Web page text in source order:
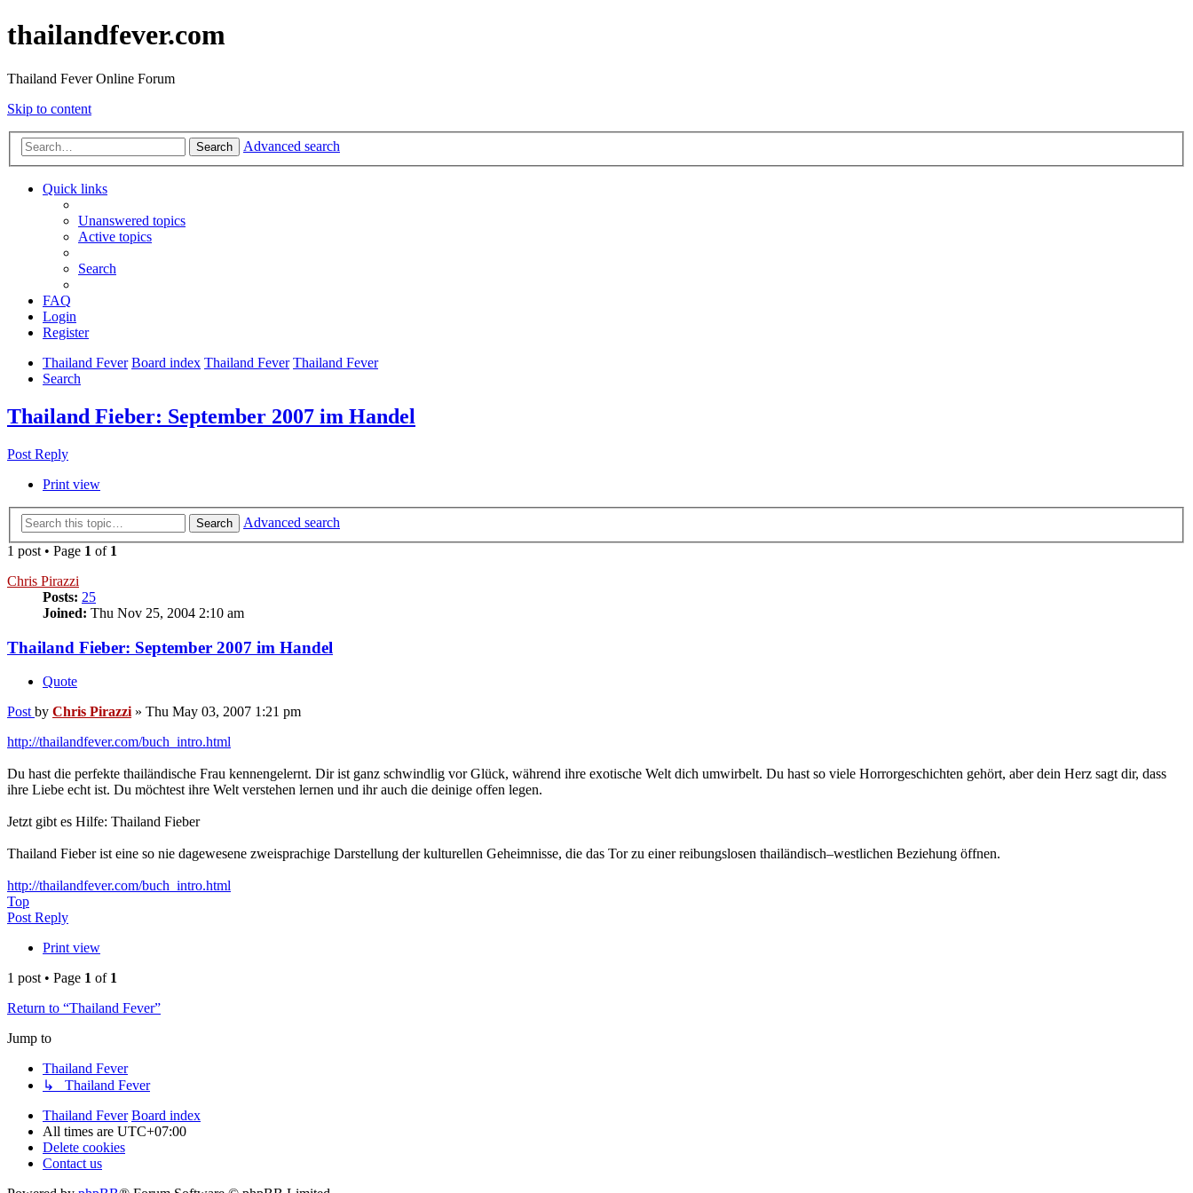
thailandfever.com
Thailand Fever Online Forum
Skip to content
Search Advanced search
Quick links
Unanswered topics
Active topics
Search
FAQ
Login
Register
Thailand Fever Board index Thailand Fever Thailand Fever
Search
Thailand Fieber: September 2007 im Handel
Post Reply
Print view
Search
Advanced search
1 post • Page 1 of 1
Chris Pirazzi
Posts: 25
Joined: Thu Nov 25, 2004 2:10 am
Thailand Fieber: September 2007 im Handel
Quote
Post by Chris Pirazzi » Thu May 03, 2007 1:21 pm
http://thailandfever.com/buch_intro.html
Du hast die perfekte thailändische Frau kennengelernt. Dir ist ganz schwindlig vor Glück, während ihre exotische Welt dich umwirbelt. Du hast so viele Horrorgeschichten gehört, aber dein Herz sagt dir, dass
ihre Liebe echt ist. Du möchtest ihre Welt verstehen lernen und ihr auch die deinige offen legen.
Jetzt gibt es Hilfe: Thailand Fieber
Thailand Fieber ist eine so nie dagewesene zweisprachige Darstellung der kulturellen Geheimnisse, die das Tor zu einer reibungslosen thailändisch–westlichen Beziehung öffnen.
http://thailandfever.com/buch_intro.html
Top
Post Reply
Print view
1 post • Page 1 of 1
Return to “Thailand Fever”
Jump to
Thailand Fever
↳ Thailand Fever
Thailand Fever Board index
All times are UTC+07:00
Delete cookies
Contact us